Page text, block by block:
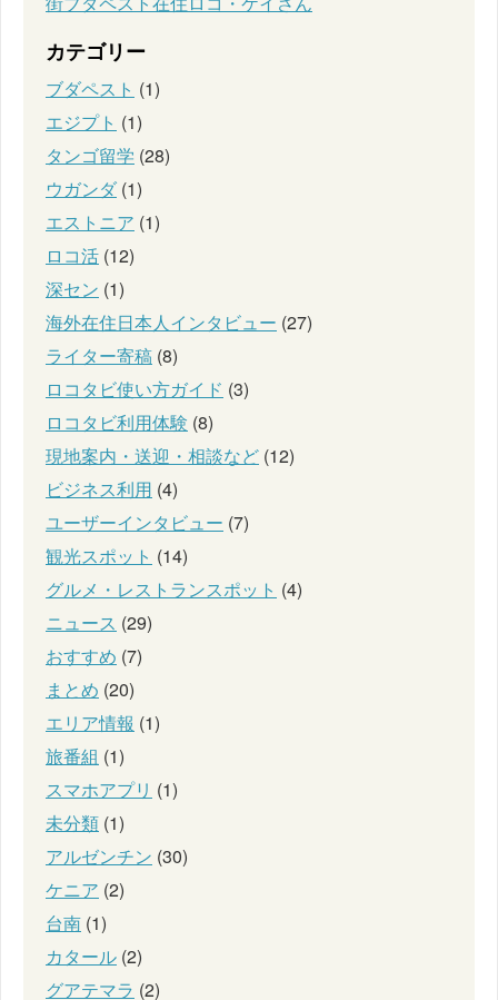
カテゴリー
ブダペスト (1)
エジプト (1)
タンゴ留学 (28)
ウガンダ(1)
エストニア (1)
ロコ活 (12)
深セン (1)
海外在住日本人インタビュー (27)
ライター寄稿 (8)
ロコタビ使い方ガイド (3)
ロコタビ利用体験 (8)
現地案内・送迎・相談など (12)
ビジネス利用 (4)
ユーザーインタビュー (7)
観光スポット (14)
グルメ・レストランスポット (4)
ニュース (29)
おすすめ (7)
まとめ (20)
エリア情報 (1)
旅番組 (1)
スマホアプリ (1)
未分類 (1)
アルゼンチン (30)
ケニア (2)
台南 (1)
カタール (2)
グアテマラ (2)